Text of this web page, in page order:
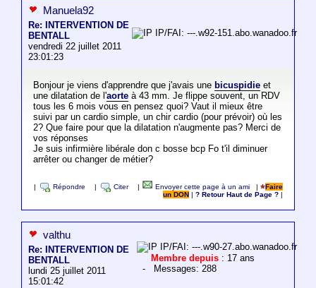
Manuela92
Re: INTERVENTION DE
BENTALL
vendredi 22 juillet 2011
23:01:23
IP/FAI: ---.w92-151.abo.wanadoo.fr
Bonjour je viens d'apprendre que j'avais une bicuspidieet
une dilatation de l'aorteà 43 mm. Je flippe souvent, un RDV
tous les 6 mois vous en pensez quoi? Vaut il mieux être
suivi par un cardio simple, un chir cardio (pour prévoir) où les
2? Que faire pour que la dilatation n'augmente pas? Merci de
vos réponses
Je suis infirmière libérale don c bosse bcp Fo t'il diminuer
arrêter ou changer de métier?
Répondre Citer Envoyer cette page à un ami |
Faire
un DON
|? Retour Haut de Page ?
valthu
Re: INTERVENTION DE
BENTALL
lundi 25 juillet 2011
15:01:42
IP/FAI: ---.w90-27.abo.wanadoo.fr
Membre depuis : 17 ans
- Messages: 288